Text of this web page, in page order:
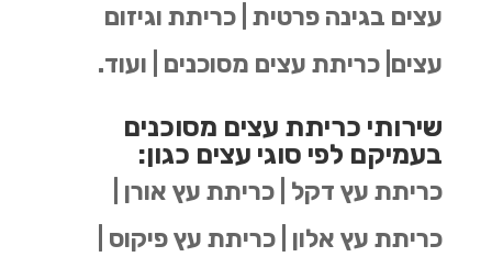
עצים בגינה פרטית | כריתת וגיזום
עצים| כריתת עצים מסוכנים | ועוד.
שירותי כריתת עצים מסוכנים
בעמיקם לפי סוגי עצים כגון:
כריתת עץ דקל | כריתת עץ אורן |
כריתת עץ אלון | כריתת עץ פיקוס |